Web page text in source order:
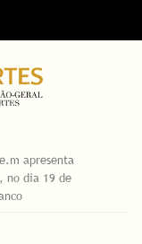
apresenta
no dia 19 de